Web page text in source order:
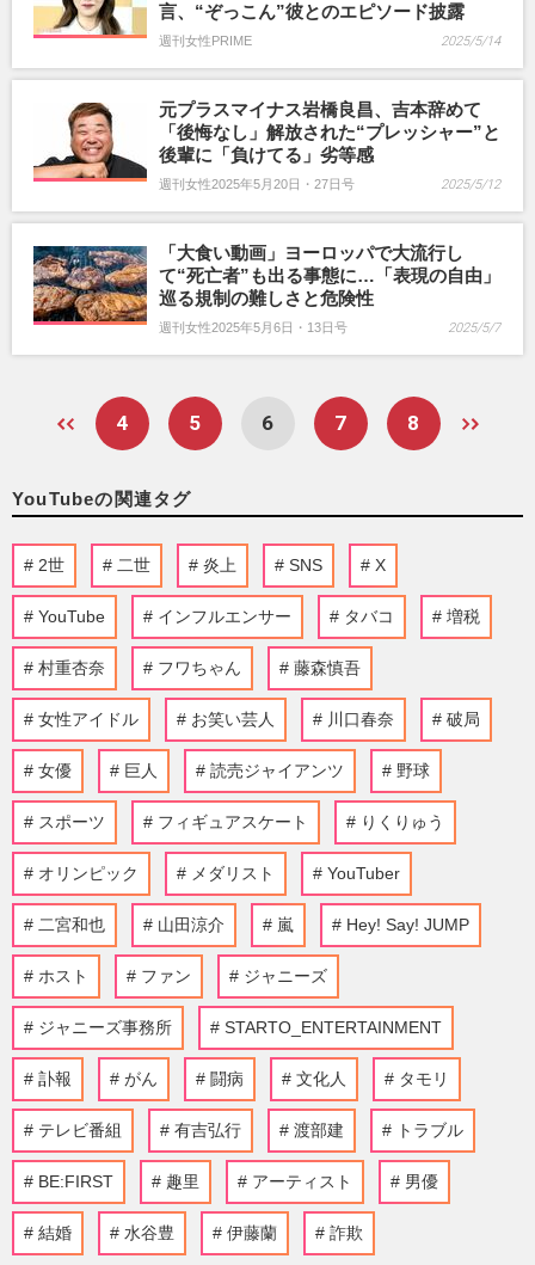
言、“ぞっこん”彼とのエピソード披露
週刊女性PRIME 2025/5/14
元プラスマイナス岩橋良昌、吉本辞めて
「後悔なし」解放された“プレッシャー”と
後輩に「負けてる」劣等感
週刊女性2025年5月20日・27日号 2025/5/12
「大食い動画」ヨーロッパで大流行し
て“死亡者”も出る事態に…「表現の自由」
巡る規制の難しさと危険性
週刊女性2025年5月6日・13日号 2025/5/7
4 5 6 7 8
YouTubeの関連タグ
2世 二世 炎上 SNS X
YouTube インフルエンサー タバコ 増税
村重杏奈 フワちゃん 藤森慎吾
女性アイドル お笑い芸人 川口春奈 破局
女優 巨人 読売ジャイアンツ 野球
スポーツ フィギュアスケート りくりゅう
オリンピック メダリスト YouTuber
二宮和也 山田涼介 嵐 Hey! Say! JUMP
ホスト ファン ジャニーズ
ジャニーズ事務所 STARTO_ENTERTAINMENT
訃報 がん 闘病 文化人 タモリ
テレビ番組 有吉弘行 渡部建 トラブル
BE:FIRST 趣里 アーティスト 男優
結婚 水谷豊 伊藤蘭 詐欺